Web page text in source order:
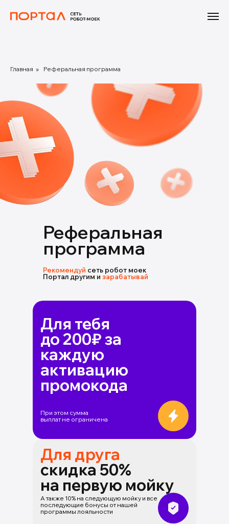
Главная » Реферальная программа
Рекомендуй сеть робот моек
Портал другим и зарабатывай
Реферальная
программа
Для тебя
до 200₽ за
каждую
активацию
промокода
При этом сумма
выплат не ограничена
Для друга
скидка 50%
на первую мойку
А также 10% на следующую мойку и все
последующие бонусы от нашей
программы лояльности